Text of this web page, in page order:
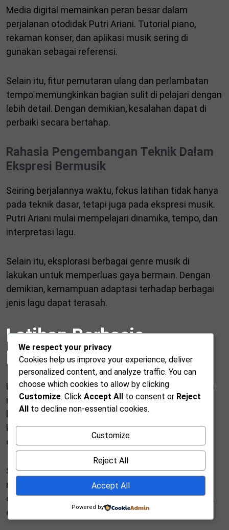
Media digital memainkan peran besar dalam
perjalanan otodidak Putri Ariani. Tutorial piano,
rekaman konser, dan aplikasi musik sering di
gunakan sebagai referensi.
Selain itu, fitur pemutaran ulang dan perlambatan
tempo memungkinkan bagian sulit di pelajari dengan
lebih detail. Dengan demikian, kesalahan dapat di
perbaiki secara bertahap.
Rahasia Pengembangan Teknik Dalam
Ekspresi Bermusik
Seiring berjalannya waktu, fokus latihan tidak hanya
pada teknik dasar, tetapi juga pada ekspresi musik.
Putri Ariani mulai mempelajari dinamika, tempo, dan
interpretasi lagu.
Selain itu, eksplorasi berbagai genre musik di
lakukan untuk memperluas gaya bermain. Dengan
demikian, kemampuan adaptasi terhadap berbagai
jenis lagu dapat terasah.
Latihan Berbasis
Repertoar Lagu
Latihan berbasis repertoar lagu menjadi salah satu
metode utama. Setiap lagu di pelajari dari awal
hingga akhir dengan memperhatikan detail. Oleh
karena itu, struktur musik dan perubahan harmoni
dapat di pahami secara menyeluruh.
Selain itu, pendekatan ini juga membantu
meningkatkan daya ingat dan konsentrasi. Dengan
demikian, setiap penampilan menjadi lebih percaya
diri dan matang.
We respect your privacy
Cookies help us improve your experience, deliver
personalized content, and analyze traffic. You can
choose which cookies to allow by clicking
Customize. Click Accept All to consent or Reject
All to decline non-essential cookies.
Customize
Reject All
Accept All
Powered by